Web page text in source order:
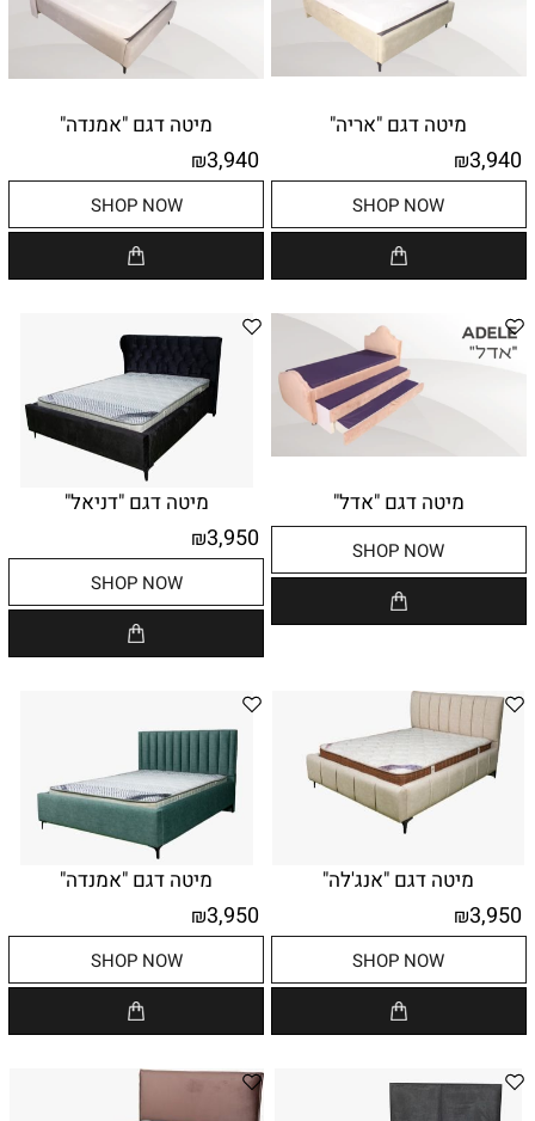
מיטה דגם "אריה"
₪3,940
SHOP NOW
מיטה דגם "אמנדה"
₪3,940
SHOP NOW
מיטה דגם "אדל"
SHOP NOW
מיטה דגם "דניאל"
₪3,950
SHOP NOW
מיטה דגם "אנג'לה"
₪3,950
SHOP NOW
מיטה דגם "אמנדה"
₪3,950
SHOP NOW